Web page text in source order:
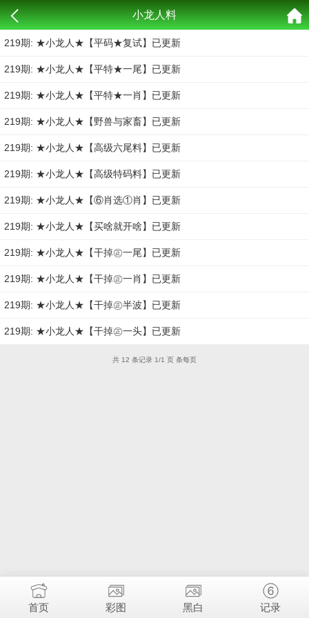
小龙人料
219期: ★小龙人★【平码★复试】已更新
219期: ★小龙人★【平特★一尾】已更新
219期: ★小龙人★【平特★一肖】已更新
219期: ★小龙人★【野兽与家畜】已更新
219期: ★小龙人★【高级六尾料】已更新
219期: ★小龙人★【高级特码料】已更新
219期: ★小龙人★【⑥肖选①肖】已更新
219期: ★小龙人★【买啥就开啥】已更新
219期: ★小龙人★【干掉㊣一尾】已更新
219期: ★小龙人★【干掉㊣一肖】已更新
219期: ★小龙人★【干掉㊣半波】已更新
219期: ★小龙人★【干掉㊣一头】已更新
共 12 条记录 1/1 页 条每页
首页 彩图 黑白 记录